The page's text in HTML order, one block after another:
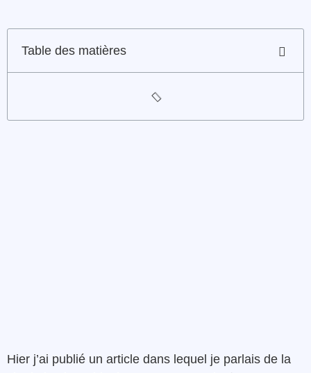
Table des matières
Hier j’ai publié un article dans lequel je parlais de la